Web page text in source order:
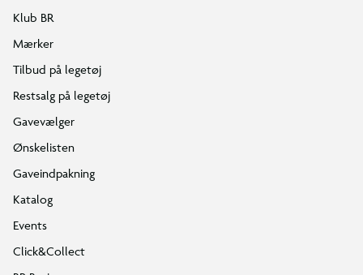
Klub BR
Mærker
Tilbud på legetøj
Restsalg på legetøj
Gavevælger
Ønskelisten
Gaveindpakning
Katalog
Events
Click&Collect